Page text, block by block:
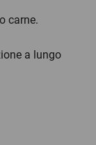
carne.
a lungo